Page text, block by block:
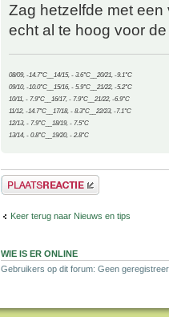
Zag hetzelfde met
echt al te hoog voor
08/09, -14.7°C__14/15, - 3.6°C__20/21, -9.1°C
09/10, -10.0°C__15/16, - 5.9°C__21/22, -5.2°C
10/11, - 7.9°C__16/17, - 7.9°C__21/22, -6.9°C
11/12, -14.7°C__17/18, - 8.3°C__22/23, -7.1°C
12/13, - 7.9°C__18/19, - 7.5°C
13/14, - 0.8°C__19/20, - 2.8°C
Plaats een reactie
Keer terug naar Nieuws en tips
WIE IS ER ONLINE
Gebruikers op dit forum: Geen